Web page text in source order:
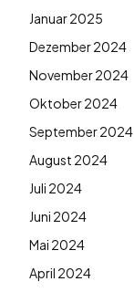
Januar 2025
Dezember 2024
November 2024
Oktober 2024
September 2024
August 2024
Juli 2024
Juni 2024
Mai 2024
April 2024